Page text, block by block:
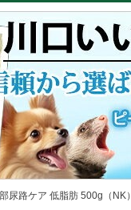
尿路ケア 低脂肪 500g（NK）